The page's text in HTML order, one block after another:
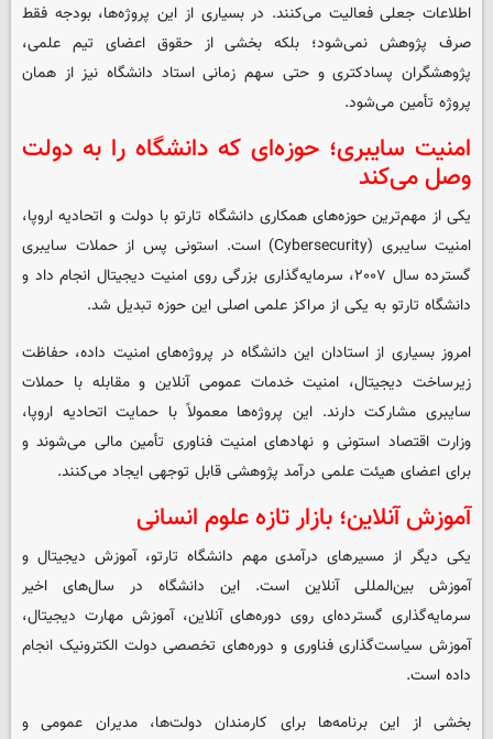
اطلاعات جعلی فعالیت می‌کنند. در بسیاری از این پروژه‌ها، بودجه فقط
صرف پژوهش نمی‌شود؛ بلکه بخشی از حقوق اعضای تیم علمی،
پژوهشگران پسادکتری و حتی سهم زمانی استاد دانشگاه نیز از همان
پروژه تأمین می‌شود.
امنیت سایبری؛ حوزه‌ای که دانشگاه را به دولت
وصل می‌کند
یکی از مهم‌ترین حوزه‌های همکاری دانشگاه تارتو با دولت و اتحادیه اروپا،
امنیت سایبری (Cybersecurity) است. استونی پس از حملات سایبری
گسترده سال ۲۰۰۷، سرمایه‌گذاری بزرگی روی امنیت دیجیتال انجام داد و
دانشگاه تارتو به یکی از مراکز علمی اصلی این حوزه تبدیل شد.
امروز بسیاری از استادان این دانشگاه در پروژه‌های امنیت داده، حفاظت
زیرساخت دیجیتال، امنیت خدمات عمومی آنلاین و مقابله با حملات
سایبری مشارکت دارند. این پروژه‌ها معمولاً با حمایت اتحادیه اروپا،
وزارت اقتصاد استونی و نهادهای امنیت فناوری تأمین مالی می‌شوند و
برای اعضای هیئت علمی درآمد پژوهشی قابل توجهی ایجاد می‌کنند.
آموزش آنلاین؛ بازار تازه علوم انسانی
یکی دیگر از مسیرهای درآمدی مهم دانشگاه تارتو، آموزش دیجیتال و
آموزش بین‌المللی آنلاین است. این دانشگاه در سال‌های اخیر
سرمایه‌گذاری گسترده‌ای روی دوره‌های آنلاین، آموزش مهارت دیجیتال،
آموزش سیاست‌گذاری فناوری و دوره‌های تخصصی دولت الکترونیک انجام
داده است.
بخشی از این برنامه‌ها برای کارمندان دولت‌ها، مدیران عمومی و